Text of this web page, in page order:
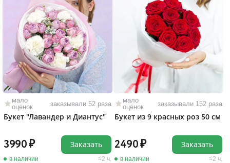
мало
оценок
заказывали 52 раза
Букет "Лавандер и Диантус"
3990
в наличии 2 ч.
Заказать
мало
оценок
заказывали 152 раза
Букет из 9 красных роз 50 см
2490
в наличии 2 ч.
Заказать